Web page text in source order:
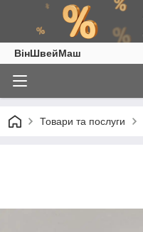
ВінШвейМаш
Товари та послуги